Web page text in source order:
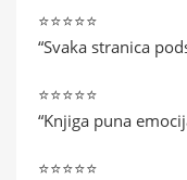
⭐⭐⭐⭐⭐
“Svaka stranica
⭐⭐⭐⭐⭐
“Knjiga puna
⭐⭐⭐⭐⭐